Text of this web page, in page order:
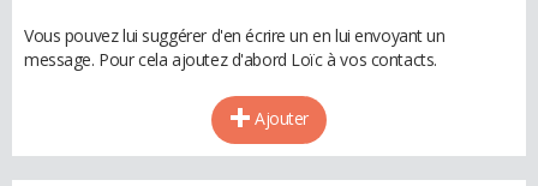
Vous pouvez lui suggérer d'en écrire un en lui envoyant un
message. Pour cela ajoutez d'abord Loïc à vos contacts.
Ajouter